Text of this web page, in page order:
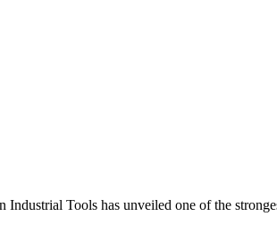
Tools has unveiled one of the